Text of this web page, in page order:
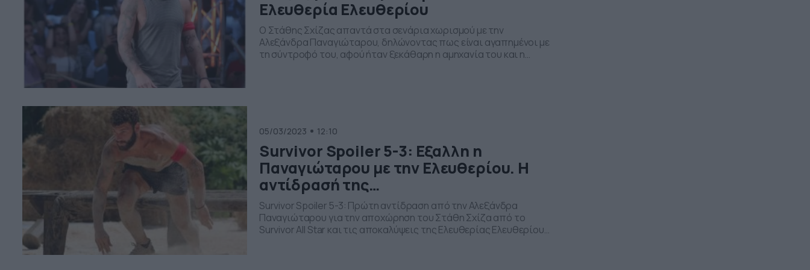
Ελευθερία Ελευθερίου
Ο Στάθης Σχίζας απαντά στα σενάρια χωρισμού με την
Αλεξάνδρα Παναγιώταρου, δηλώνοντας πως είναι αγαπημένοι με
τη σύντροφό του, αφού ήταν ξεκάθαρη η αμηχανία του και η
05/03/2023 12:10
Survivor Spoiler 5-3: Εξαλλη η
Παναγιώταρου με την Ελευθερίου. Η
αντίδρασή της…
Survivor Spoiler 5-3: Πρώτη αντίδραση από την Αλεξάνδρα
Παναγιώταρου για την αποχώρηση του Στάθη Σχίζα από το
Survivor All Star και τις αποκαλύψεις της Ελευθερίας Ελευθερίου.